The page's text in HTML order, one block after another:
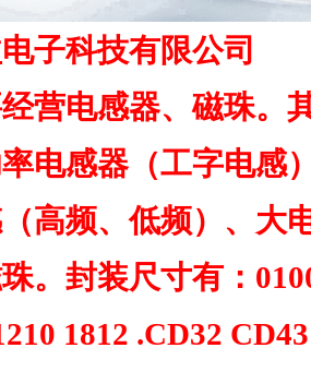
子科技有限公司
营电感器、磁珠。
电感器（工字电感
高频、低频）、大
。封装尺寸有：
1812 .CD32